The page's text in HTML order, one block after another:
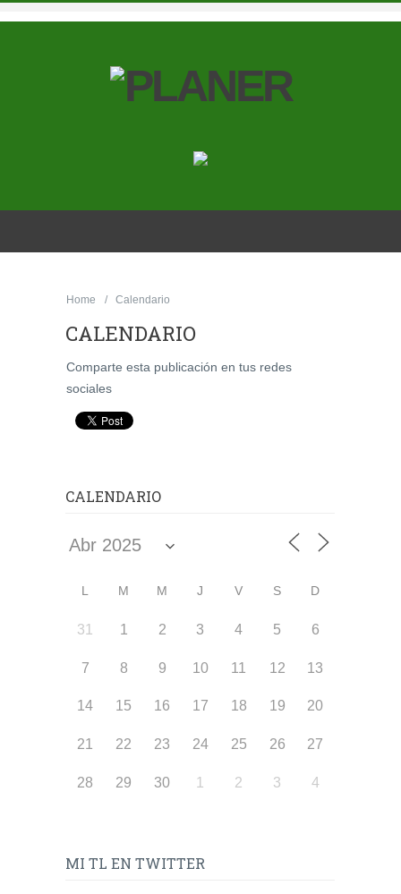
Home Calendario
CALENDARIO
Comparte esta publicación en tus redes
sociales
CALENDARIO
L M M J V S D
31 1 2 3 4 5 6
7 8 9 10 11 12 13
14 15 16 17 18 19 20
21 22 23 24 25 26 27
28 29 30 1 2 3 4
MI TL EN TWITTER